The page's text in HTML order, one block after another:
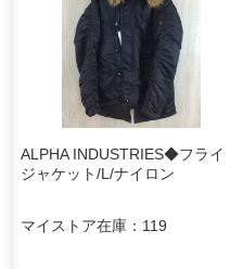
ALPHA INDUSTRIES◆フライト
ジャケット/L/ナイロン
マイストア在庫： 119